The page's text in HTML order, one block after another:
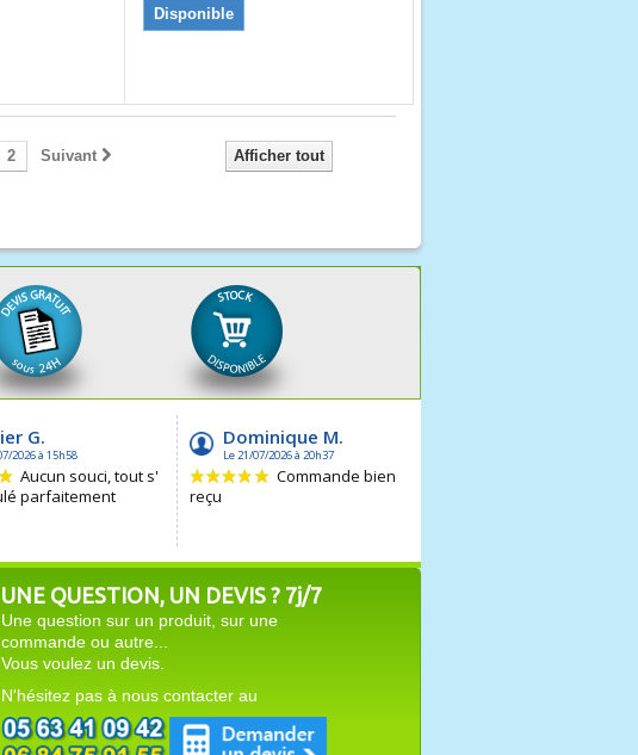
Disponible
Afficher tout
2 Suivant
UNE QUESTION, UN DEVIS ? 7j/7
Une question sur un produit, sur une
commande ou autre...
Vous voulez un devis.
N'hésitez pas à nous contacter au